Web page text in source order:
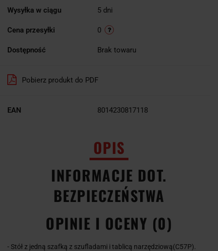
Wysyłka w ciągu 5 dni
Cena przesyłki 0
Dostępność Brak towaru
Pobierz produkt do PDF
EAN 8014230817118
OPIS
INFORMACJE DOT.
BEZPIECZEŃSTWA
OPINIE I OCENY (0)
- Stół z jedną szafką z szufladami i tablicą narzędziową(C57P).